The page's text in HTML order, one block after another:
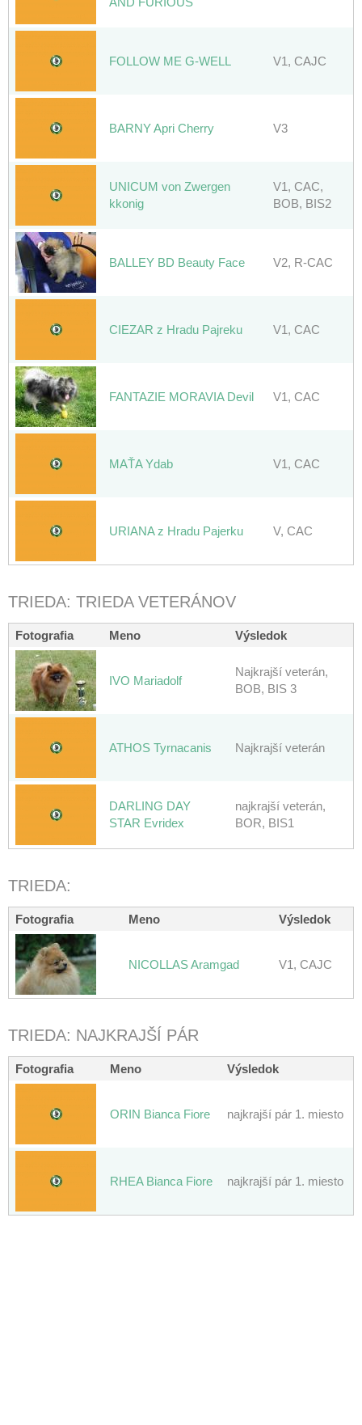
FOLLOW ME G-WELL V1, CAJC
BARNY Apri Cherry V3
UNICUM von Zwergen
kkonig
V1, CAC,
BOB, BIS2
BALLEY BD Beauty Face V2, R-CAC
CIEZAR z Hradu Pajreku V1, CAC
FANTAZIE MORAVIA Devil V1, CAC
MAŤA Ydab V1, CAC
URIANA z Hradu Pajerku V, CAC
TRIEDA: TRIEDA VETERÁNOV
Fotografia Meno Výsledok
IVO Mariadolf
Najkrajší veterán,
BOB, BIS 3
ATHOS Tyrnacanis Najkrajší veterán
DARLING DAY
STAR Evridex
najkrajší veterán,
BOR, BIS1
TRIEDA:
Fotografia Meno Výsledok
NICOLLAS Aramgad V1, CAJC
TRIEDA: NAJKRAJŠÍ PÁR
Fotografia Meno Výsledok
ORIN Bianca Fiore najkrajší pár 1. miesto
RHEA Bianca Fiore najkrajší pár 1. miesto